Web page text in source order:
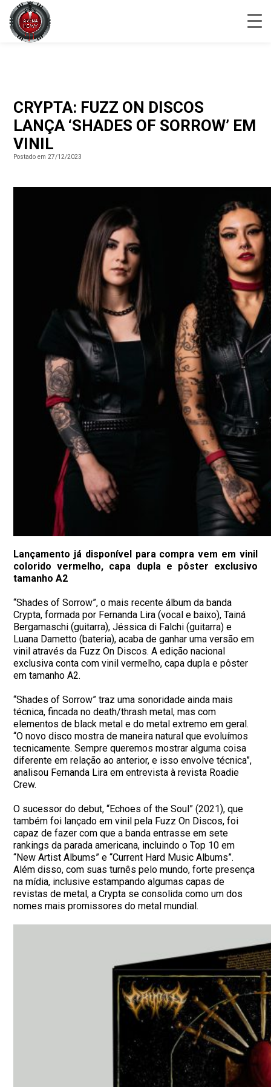
CRYPTA: FUZZ ON DISCOS
LANÇA ‘SHADES OF SORROW’ EM
VINIL
Postado em 27/12/2023
Lançamento já disponível para compra vem em vinil
colorido vermelho, capa dupla e pôster exclusivo
tamanho A2
“Shades of Sorrow”, o mais recente álbum da banda
Crypta, formada por Fernanda Lira (vocal e baixo), Tainá
Bergamaschi (guitarra), Jéssica di Falchi (guitarra) e
Luana Dametto (bateria), acaba de ganhar uma versão em
vinil através da Fuzz On Discos. A edição nacional
exclusiva conta com vinil vermelho, capa dupla e pôster
em tamanho A2.
“Shades of Sorrow” traz uma sonoridade ainda mais
técnica, fincada no death/thrash metal, mas com
elementos de black metal e do metal extremo em geral.
“O novo disco mostra de maneira natural que evoluímos
tecnicamente. Sempre queremos mostrar alguma coisa
diferente em relação ao anterior, e isso envolve técnica”,
analisou Fernanda Lira em entrevista à revista Roadie
Crew.
O sucessor do debut, “Echoes of the Soul” (2021), que
também foi lançado em vinil pela Fuzz On Discos, foi
capaz de fazer com que a banda entrasse em sete
rankings da parada americana, incluindo o Top 10 em
“New Artist Albums” e “Current Hard Music Albums”.
Além disso, com suas turnês pelo mundo, forte presença
na mídia, inclusive estampando algumas capas de
revistas de metal, a Crypta se consolida como um dos
nomes mais promissores do metal mundial.